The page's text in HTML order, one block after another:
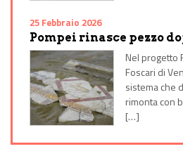
25 Febbraio 2026
Pompei rinasce pezzo
Nel progetto
Foscari di
sistema che
rimonta con
[…]